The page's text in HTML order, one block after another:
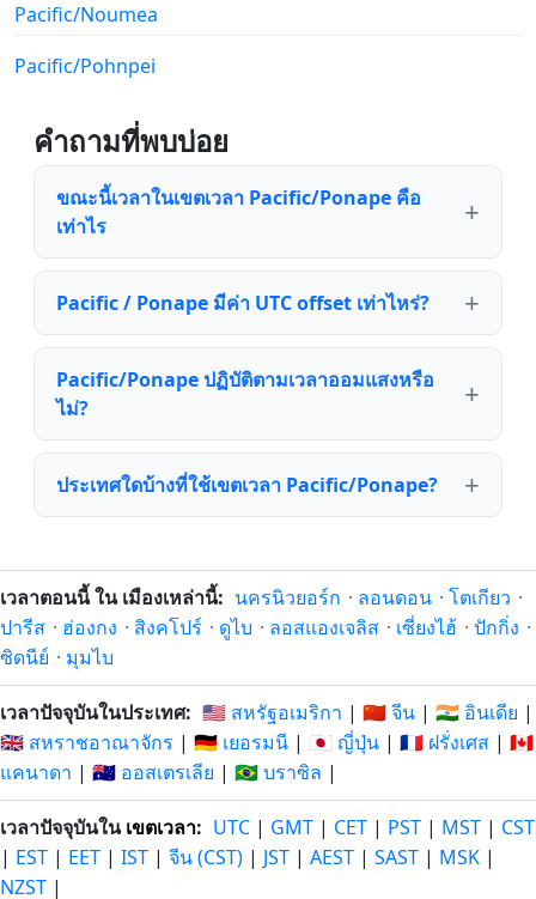
Pacific/Noumea
Pacific/Pohnpei
คำถามที่พบบ่อย
ขณะนี้เวลาในเขตเวลา Pacific/Ponape คือ
เท่าไร
Pacific / Ponape มีค่า UTC offset เท่าไหร่?
Pacific/Ponape ปฏิบัติตามเวลาออมแสงหรือ
ไม่?
ประเทศใดบ้างที่ใช้เขตเวลา Pacific/Ponape?
เวลาตอนนี้ ใน เมืองเหล่านี้: นครนิวยอร์ก · ลอนดอน · โตเกียว ·
ปารีส · ฮ่องกง · สิงคโปร์ · ดูไบ · ลอสแองเจลิส · เซี่ยงไฮ้ · ปักกิ่ง ·
ซิดนีย์ · มุมไบ
เวลาปัจจุบันในประเทศ: 🇺🇸 สหรัฐอเมริกา | 🇨🇳 จีน | 🇮🇳 อินเดีย |
🇬🇧 สหราชอาณาจักร | 🇩🇪 เยอรมนี | 🇯🇵 ญี่ปุ่น | 🇫🇷 ฝรั่งเศส | 🇨🇦
แคนาดา | 🇦🇺 ออสเตรเลีย | 🇧🇷 บราซิล |
เวลาปัจจุบันในเขตเวลา: UTC | GMT | CET | PST | MST | CST
| EST | EET | IST | จีน (CST) | JST | AEST | SAST | MSK |
NZST |